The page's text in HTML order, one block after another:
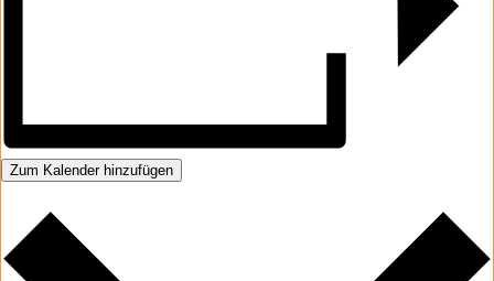
Zum Kalender hinzufügen